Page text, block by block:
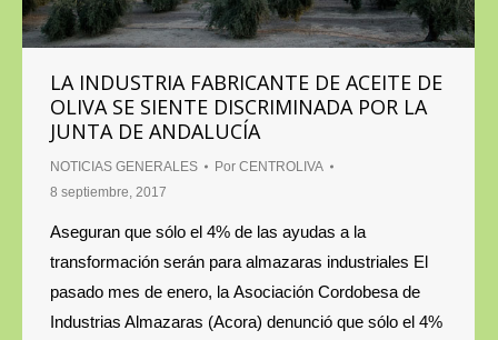
LA INDUSTRIA FABRICANTE DE ACEITE DE
OLIVA SE SIENTE DISCRIMINADA POR LA
JUNTA DE ANDALUCÍA
NOTICIAS GENERALES Por CENTROLIVA
8 septiembre, 2017
Aseguran que sólo el 4% de las ayudas a la
transformación serán para almazaras industriales El
pasado mes de enero, la Asociación Cordobesa de
Industrias Almazaras (Acora) denunció que sólo el 4%